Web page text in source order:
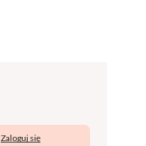
Zaloguj się